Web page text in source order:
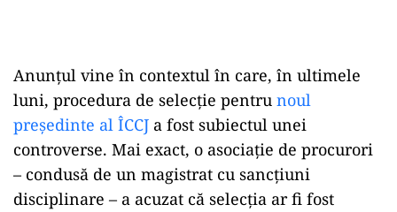
Anunțul vine în contextul în care, în ultimele
luni, procedura de selecție pentru noul
președinte al ÎCCJ a fost subiectul unei
controverse. Mai exact, o asociație de procurori
– condusă de un magistrat cu sancțiuni
disciplinare – a acuzat că selecția ar fi fost